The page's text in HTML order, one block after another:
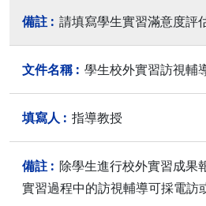
請填寫學生實習滿意度評
學生校外實習訪視輔
指導教授
除學生進行校外實習成果
實習過程中的訪視輔導可採電訪